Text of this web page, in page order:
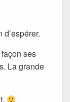
ses
La grande